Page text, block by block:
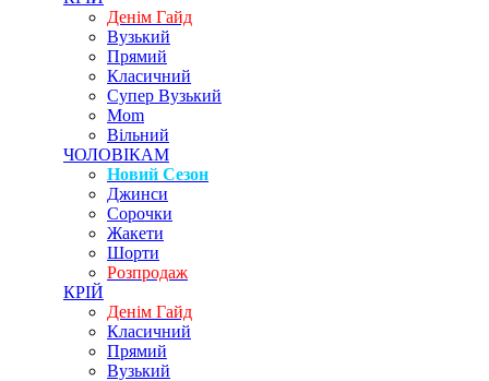
Денім Гайд
Вузький
Прямий
Класичний
Супер Вузький
Mom
Вільний
ЧОЛОВІКАМ
Новий Сезон
Джинси
Сорочки
Жакети
Шорти
Розпродаж
КРІЙ
Денім Гайд
Класичний
Прямий
Вузький